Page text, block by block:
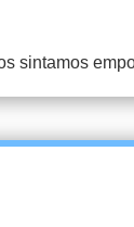
sintamos